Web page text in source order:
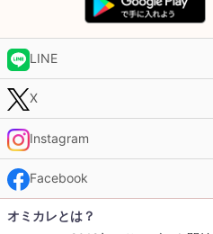
LINE
X
Instagram
Facebook
オミカレとは？